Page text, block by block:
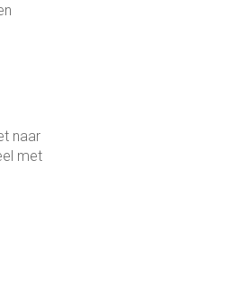
naar
met